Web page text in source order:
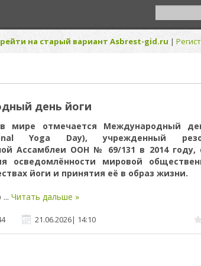
на старый вариант Asbrest-gid.ru |
день йоги
мире отмечается Международный
Yoga Day), учрежденный
Ассамблеи ООН № 69/131 в 2014 году,
осведомлённости мировой
йоги и принятия её в образ жизни.
... Читать дальше »
21.06.2026| 14:10